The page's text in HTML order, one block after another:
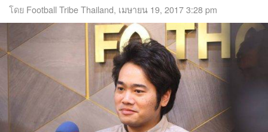
โดย Football Tribe Thailand, เมษายน 19, 2017 3:28 pm